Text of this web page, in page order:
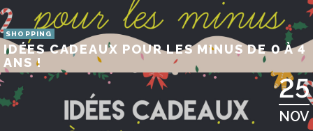
SHOPPING
IDÉES CADEAUX POUR LES MINUS DE 0 À 4
ANS !
25
NOV